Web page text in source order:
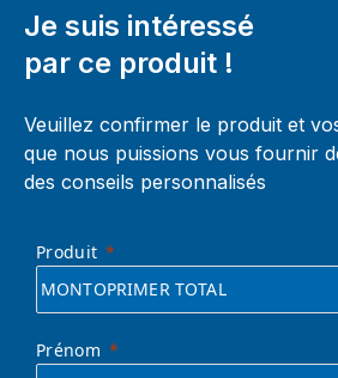
Je suis intéressé
par ce produit !
Veuillez confirmer le produit et
que nous puissions vous fournir
des conseils personnalisés
Produit
Prénom